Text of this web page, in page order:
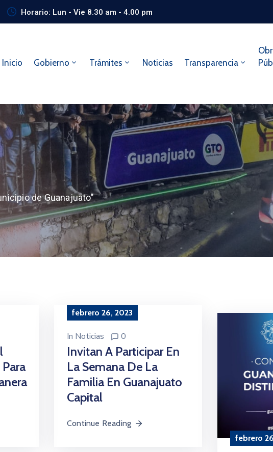
Horario: Lun - Vie 8.30 am - 4.00 pm
Inicio Gobierno Trámites Noticias Transparencia
de Guanajuato"
febrero 26, 2023
In Noticias 0
Invitan A Participar En
La Semana De La
Familia En Guanajuato
Capital
Continue Reading
febrero